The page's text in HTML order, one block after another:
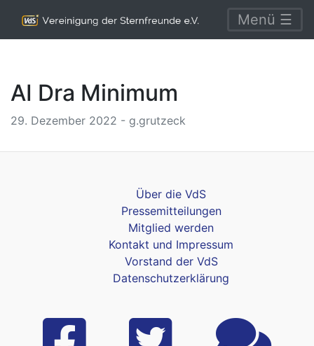
Menü ☰
AI Dra Minimum
29. Dezember 2022 - g.grutzeck
Über die VdS
Pressemitteilungen
Mitglied werden
Kontakt und Impressum
Vorstand der VdS
Datenschutzerklärung